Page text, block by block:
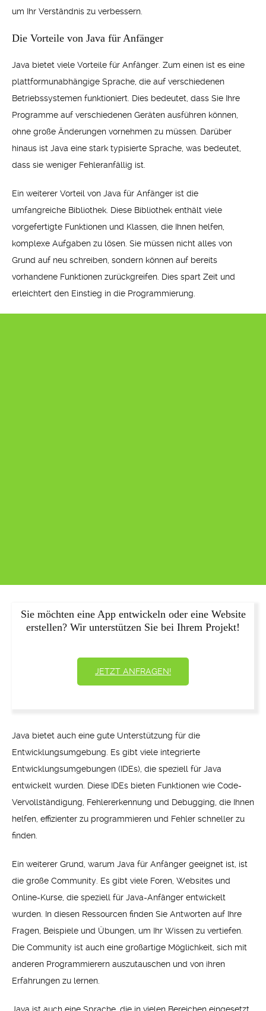
um Ihr Verständnis zu verbessern.
Die Vorteile von Java für Anfänger
Java bietet viele Vorteile für Anfänger. Zum einen ist es eine
plattformunabhängige Sprache, die auf verschiedenen
Betriebssystemen funktioniert. Dies bedeutet, dass Sie Ihre
Programme auf verschiedenen Geräten ausführen können,
ohne große Änderungen vornehmen zu müssen. Darüber
hinaus ist Java eine stark typisierte Sprache, was bedeutet,
dass sie weniger Fehleranfällig ist.
Ein weiterer Vorteil von Java für Anfänger ist die
umfangreiche Bibliothek. Diese Bibliothek enthält viele
vorgefertigte Funktionen und Klassen, die Ihnen helfen,
komplexe Aufgaben zu lösen. Sie müssen nicht alles von
Grund auf neu schreiben, sondern können auf bereits
vorhandene Funktionen zurückgreifen. Dies spart Zeit und
erleichtert den Einstieg in die Programmierung.
Sie möchten eine App entwickeln oder eine Website
erstellen? Wir unterstützen Sie bei Ihrem Projekt!
JETZT ANFRAGEN!
Java bietet auch eine gute Unterstützung für die
Entwicklungsumgebung. Es gibt viele integrierte
Entwicklungsumgebungen (IDEs), die speziell für Java
entwickelt wurden. Diese IDEs bieten Funktionen wie Code-
Vervollständigung, Fehlererkennung und Debugging, die Ihnen
helfen, effizienter zu programmieren und Fehler schneller zu
finden.
Ein weiterer Grund, warum Java für Anfänger geeignet ist, ist
die große Community. Es gibt viele Foren, Websites und
Online-Kurse, die speziell für Java-Anfänger entwickelt
wurden. In diesen Ressourcen finden Sie Antworten auf Ihre
Fragen, Beispiele und Übungen, um Ihr Wissen zu vertiefen.
Die Community ist auch eine großartige Möglichkeit, sich mit
anderen Programmierern auszutauschen und von ihren
Erfahrungen zu lernen.
Java ist auch eine Sprache, die in vielen Bereichen eingesetzt